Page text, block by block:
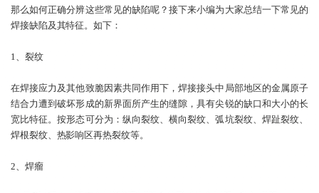
那么如何正确分辨这些常见的缺陷呢？接下来小编为大家总结一下常见的
焊接缺陷及其特征。如下：
1、裂纹
在焊接应力及其他致脆因素共同作用下，焊接接头中局部地区的金属原子
结合力遭到破坏形成的新界面所产生的缝隙，具有尖锐的缺口和大小的长
宽比特征。按形态可分为：纵向裂纹、横向裂纹、弧坑裂纹、焊趾裂纹、
焊根裂纹、热影响区再热裂纹等。
2、焊瘤